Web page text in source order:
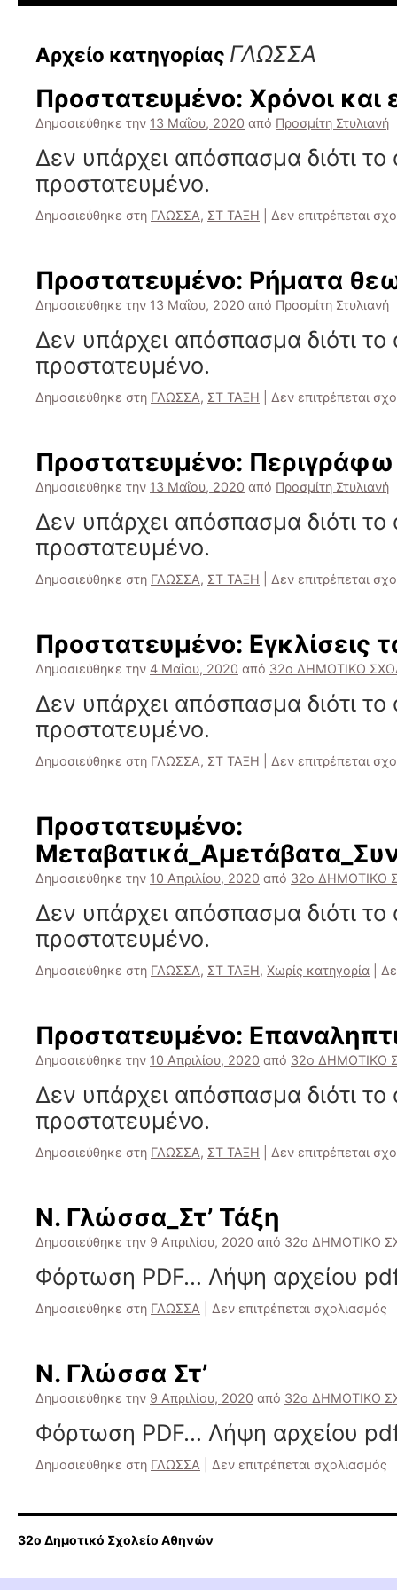
Αρχείο κατηγορίας ΓΛΩΣΣΑ
Πρoστατευμένο: Χρόνοι και
Δημοσιεύθηκε την 13 Μαΐου, 2020 από Προσμίτη Στυλιανή
Δεν υπάρχει απόσπασμα διότι το
προστατευμένο.
Δημοσιεύθηκε στη ΓΛΩΣΣΑ, ΣΤ ΤΑΞΗ Δεν επιτρέπεται
Πρoστατευμένο: Ρήματα
Δημοσιεύθηκε την 13 Μαΐου, 2020 από Προσμίτη Στυλιανή
Δεν υπάρχει απόσπασμα διότι το
προστατευμένο.
Δημοσιεύθηκε στη ΓΛΩΣΣΑ, ΣΤ ΤΑΞΗ Δεν επιτρέπεται
Πρoστατευμένο:
Δημοσιεύθηκε την 13 Μαΐου, 2020 από Προσμίτη Στυλιανή
Δεν υπάρχει απόσπασμα διότι το
προστατευμένο.
Δημοσιεύθηκε στη ΓΛΩΣΣΑ, ΣΤ ΤΑΞΗ Δεν επιτρέπεται
Πρoστατευμένο: Εγκλίσεις
Δημοσιεύθηκε την 4 Μαΐου, 2020 από 32ο ΔΗΜΟΤΙΚΟ
Δεν υπάρχει απόσπασμα διότι το
προστατευμένο.
Δημοσιεύθηκε στη ΓΛΩΣΣΑ, ΣΤ ΤΑΞΗ Δεν επιτρέπεται
Πρoστατευμένο:
Δημοσιεύθηκε την 10 Απριλίου, 2020 από 32ο ΔΗΜΟΤΙΚΟ
Δεν υπάρχει απόσπασμα διότι το
προστατευμένο.
Δημοσιεύθηκε στη ΓΛΩΣΣΑ, ΣΤ ΤΑΞΗ, Χωρίς κατηγορία
Πρoστατευμένο:
Δημοσιεύθηκε την 10 Απριλίου, 2020 από 32ο ΔΗΜΟΤΙΚΟ
Δεν υπάρχει απόσπασμα διότι το
προστατευμένο.
Δημοσιεύθηκε στη ΓΛΩΣΣΑ, ΣΤ ΤΑΞΗ Δεν επιτρέπεται
Ν. Γλώσσα_Στ’ Τάξη
Δημοσιεύθηκε την 9 Απριλίου, 2020 από 32ο ΔΗΜΟΤΙΚΟ
Φόρτωση PDF… Λήψη αρχείου
Δημοσιεύθηκε στη ΓΛΩΣΣΑ Δεν επιτρέπεται σχολιασμός
Ν. Γλώσσα Στ’
Δημοσιεύθηκε την 9 Απριλίου, 2020 από 32ο ΔΗΜΟΤΙΚΟ
Φόρτωση PDF… Λήψη αρχείου
Δημοσιεύθηκε στη ΓΛΩΣΣΑ Δεν επιτρέπεται σχολιασμός
32o Δημοτικό Σχολείο Αθηνών